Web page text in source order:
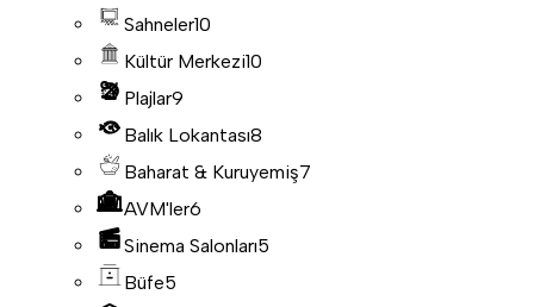
Sahneler10
Kültür Merkezi10
Plajlar9
Balık Lokantası8
Baharat & Kuruyemiş7
AVM'ler6
Sinema Salonları5
Büfe5